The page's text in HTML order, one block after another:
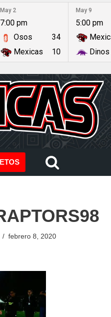
May 2
7:00 pm
Osos
34
Mexicas
10
May 9
5:00 pm
Dinos
febrero 8, 2020